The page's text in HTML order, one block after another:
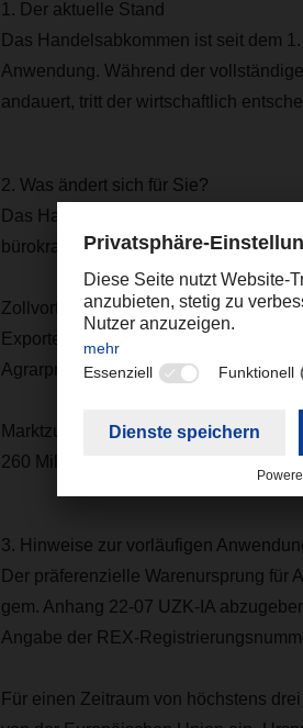
1. Der aktuelle Stand
Das Handelsabkommen ist seit dem
Anwendung. Während der
andauert, tritt der wirtschaftlich
2. Was ändert sich für Sie?
Das Hauptziel des Abkommens ist
bürokratischer Handelshemmnisse.
Zollvorteile: Langfristig sollen die
Exporte von Autos, Maschinen und
Agrarprodukten aus Südamerika.
Marktzugang: Europäische
260 Millionen Konsumenten.
3. Hinweise zur vorläufigen
Der präferenzielle Warenursprung für
gem. Anhang 22-07 UZK-IA
Angabe der REX-
Für einen Zeitraum von höchstens